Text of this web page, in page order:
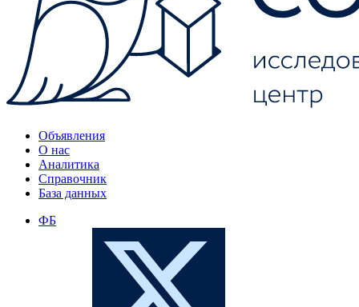
Объявления
О нас
Аналитика
Справочник
База данных
ФБ